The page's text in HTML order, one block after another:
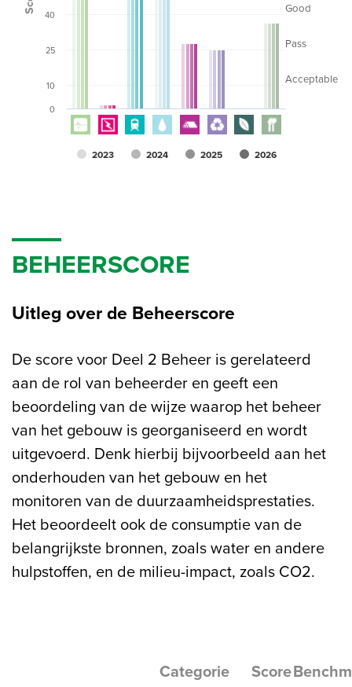
Acceptable
Pass
Good
2023 2024 2025 2026
0
10
25
40
BEHEERSCORE
Uitleg over de Beheerscore
De score voor Deel 2 Beheer is gerelateerd
aan de rol van beheerder en geeft een
beoordeling van de wijze waarop het beheer
van het gebouw is georganiseerd en wordt
uitgevoerd. Denk hierbij bijvoorbeeld aan het
onderhouden van het gebouw en het
monitoren van de duurzaamheidsprestaties.
Het beoordeelt ook de consumptie van de
belangrijkste bronnen, zoals water en andere
hulpstoffen, en de milieu-impact, zoals CO2.
Categorie Score